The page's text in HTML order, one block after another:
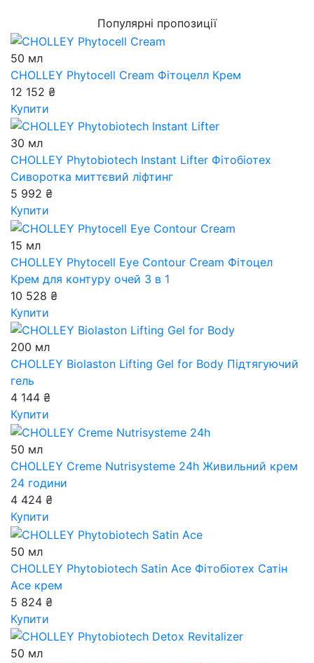
Популярні пропозиції
50 мл
CHOLLEY Phytocell Cream Фітоцелл Крем
12 152 ₴
Купити
30 мл
CHOLLEY Phytobiotech Instant Lifter Фітобіотех
Сиворотка миттєвий ліфтинг
5 992 ₴
Купити
15 мл
CHOLLEY Phytocell Eye Contour Cream Фітоцел
Крем для контуру очей 3 в 1
10 528 ₴
Купити
200 мл
CHOLLEY Biolaston Lifting Gel for Body Підтягуючий
гель
4 144 ₴
Купити
50 мл
CHOLLEY Creme Nutrisysteme 24h Живильний крем
24 години
4 424 ₴
Купити
50 мл
CHOLLEY Phytobiotech Satin Ace Фітобіотех Сатін
Аce крем
5 824 ₴
Купити
50 мл